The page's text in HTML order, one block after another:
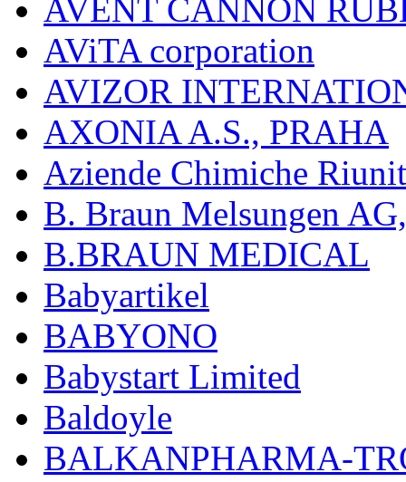
AVENT CANNON
AViTA corporation
AVIZOR
AXONIA A.S., PRAHA
Aziende Chimiche
B. Braun Melsungen
B.BRAUN MEDICAL
Babyartikel
BABYONO
Babystart Limited
Baldoyle
BALKANPHARMA-